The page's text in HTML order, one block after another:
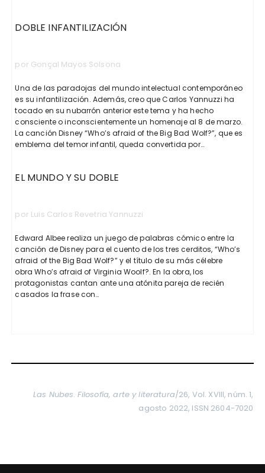
DOBLE INFANTILIZACIÓN
por Gonçal Mayos Solsona
Una de las paradojas del mundo intelectual contemporáneo
es su infantilización. Además, creo que Carlos Yannuzzi ha
tocado en su nubarrón anterior este tema y ha hecho
consciente o inconscientemente un homenaje al 8 de marzo.
La canción Disney “Who’s afraid of the Big Bad Wolf?”, que es
emblema del temor infantil, queda convertida por…
EL MUNDO Y SU DOBLE
por Luis Carlos Revetria Yannuzzi
Edward Albee realiza un juego de palabras cómico entre la
canción de Disney para el cuento de los tres cerditos, “Who’s
afraid of the Big Bad Wolf?” y el título de su más célebre
obra Who’s afraid of Virginia Woolf?. En la obra, los
protagonistas cantan ante una atónita pareja de recién
casados la frase con…
Las Nubes. Filosofía, arte y literatura/26, Vol. XVIII, núm. 1,
agosto 2022, ISSN 2604-7020